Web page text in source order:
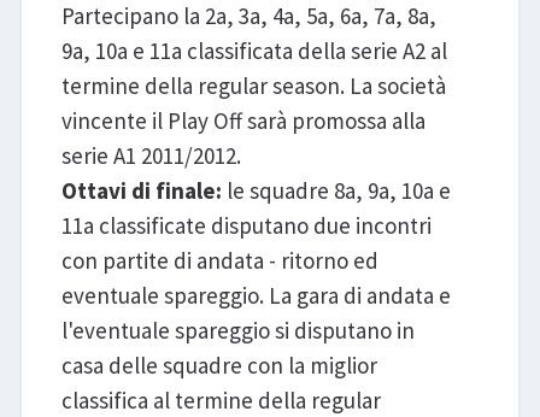
Partecipano la 2a, 3a, 4a, 5a, 6a, 7a, 8a,
9a, 10a e 11a classificata della serie A2 al
termine della regular season. La società
vincente il Play Off sarà promossa alla
serie A1 2011/2012.
Ottavi di finale: le squadre 8a, 9a, 10a e
11a classificate disputano due incontri
con partite di andata - ritorno ed
eventuale spareggio. La gara di andata e
l'eventuale spareggio si disputano in
casa delle squadre con la miglior
classifica al termine della regular